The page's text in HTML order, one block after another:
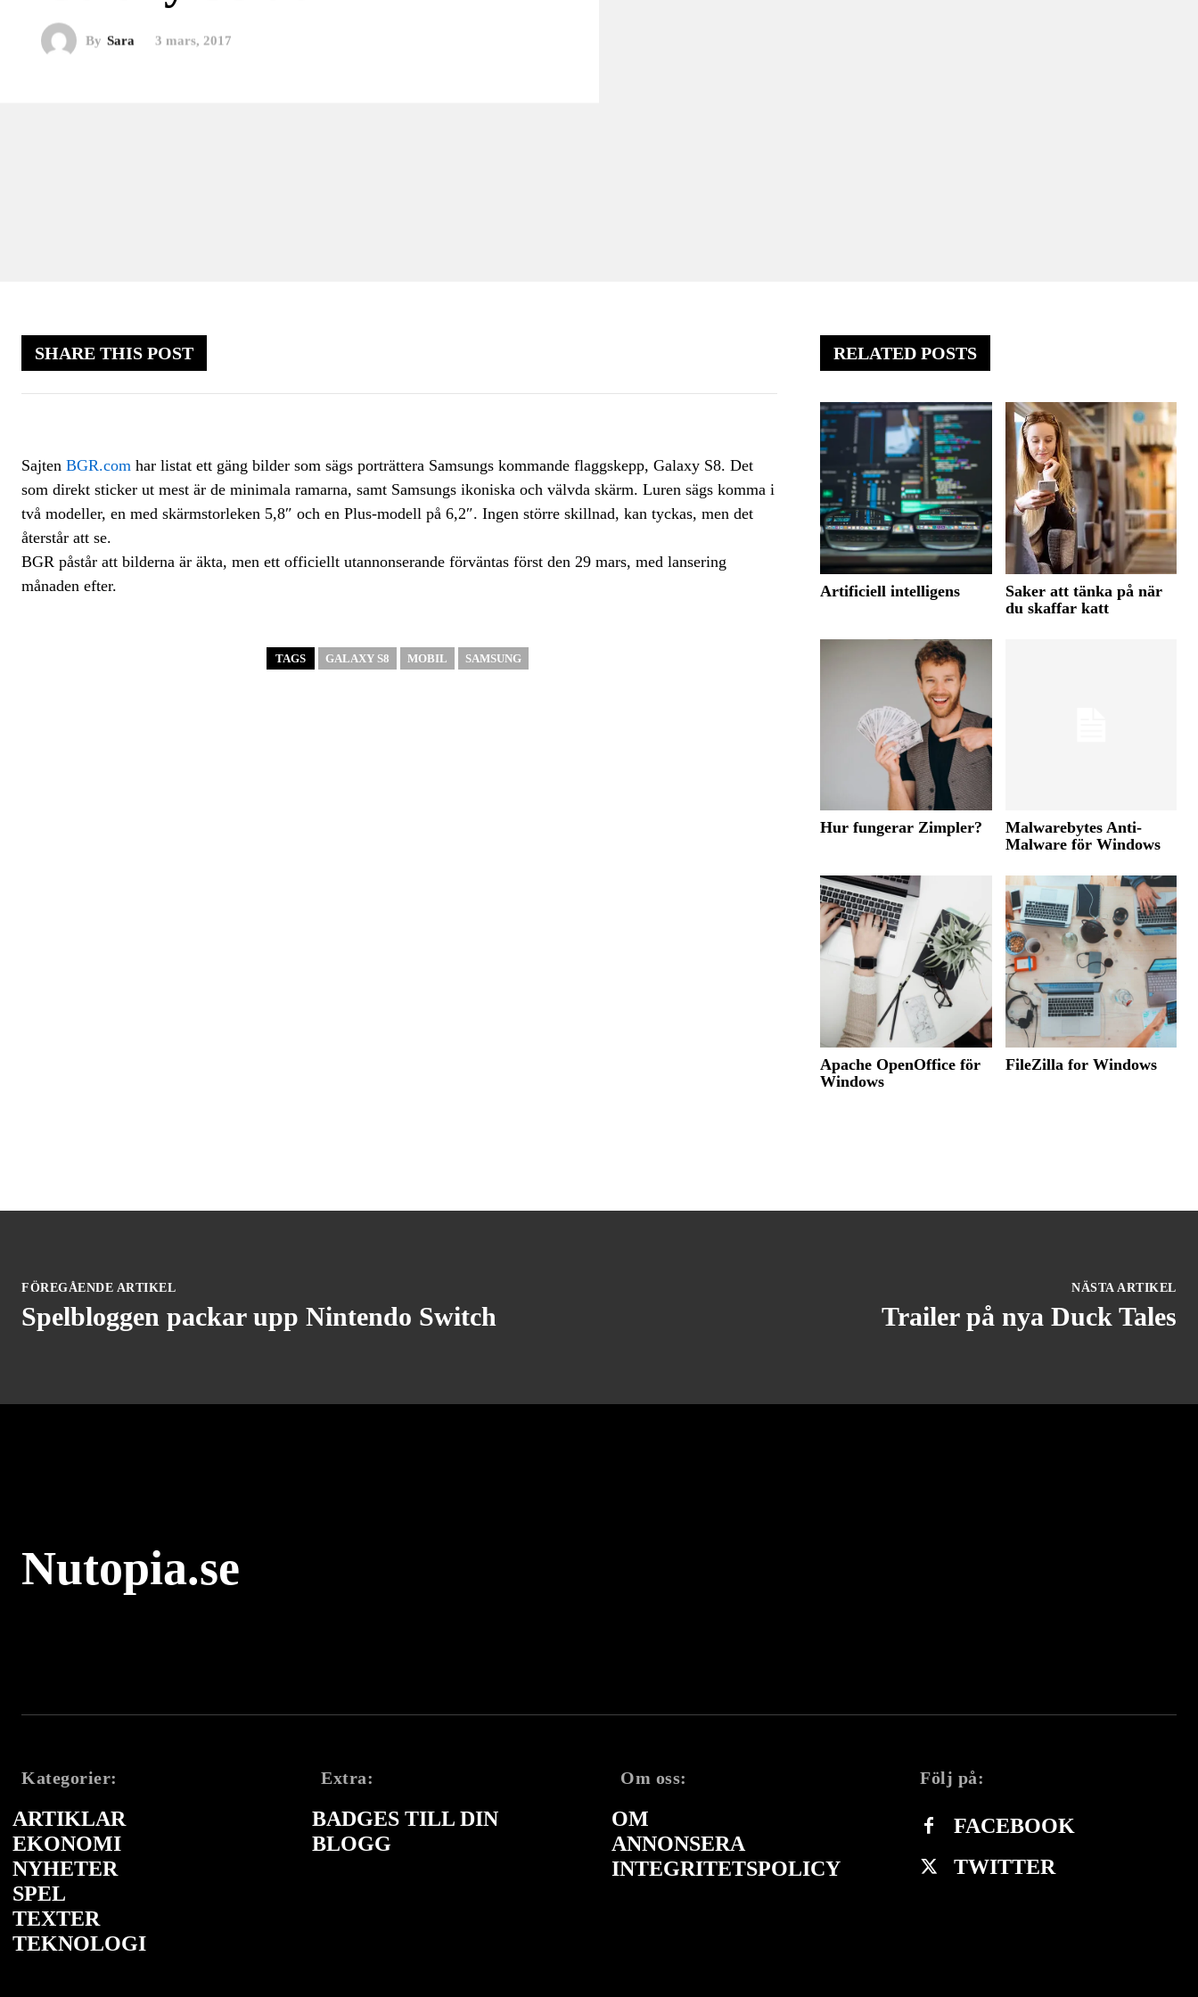
By Sara 3 mars, 2017
SHARE THIS POST
Sajten BGR.com har listat ett gäng bilder som sägs porträttera Samsungs kommande flaggskepp, Galaxy S8. Det
som direkt sticker ut mest är de minimala ramarna, samt Samsungs ikoniska och välvda skärm. Luren sägs komma i
två modeller, en med skärmstorleken 5,8″ och en Plus-modell på 6,2″. Ingen större skillnad, kan tyckas, men det
återstår att se.
BGR påstår att bilderna är äkta, men ett officiellt utannonserande förväntas först den 29 mars, med lansering
månaden efter.
TAGS GALAXY S8 MOBIL SAMSUNG
RELATED POSTS
Artificiell intelligens
Saker att tänka på när
du skaffar katt
Hur fungerar Zimpler?
Malwarebytes Anti-
Malware för Windows
Apache OpenOffice för
Windows
FileZilla for Windows
FÖREGÅENDE ARTIKEL
Spelbloggen packar upp Nintendo Switch
NÄSTA ARTIKEL
Trailer på nya Duck Tales
Nutopia.se
Kategorier:
ARTIKLAR
EKONOMI
NYHETER
SPEL
TEXTER
TEKNOLOGI
Extra:
BADGES TILL DIN
BLOGG
Om oss:
OM
ANNONSERA
INTEGRITETSPOLICY
Följ på:
FACEBOOK
TWITTER